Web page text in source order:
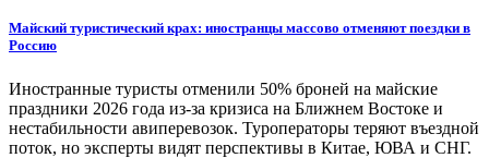
Майский туристический крах: иностранцы массово отменяют поездки в
Россию
Иностранные туристы отменили 50% броней на майские
праздники 2026 года из-за кризиса на Ближнем Востоке и
нестабильности авиперевозок. Туроператоры теряют въездной
поток, но эксперты видят перспективы в Китае, ЮВА и СНГ.